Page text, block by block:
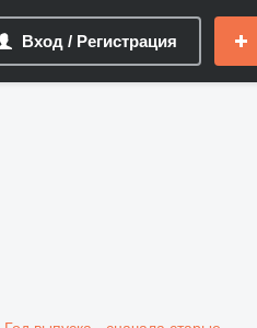
Вход / Регистрация